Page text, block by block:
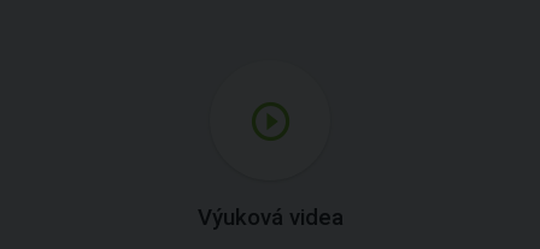
Výuková videa